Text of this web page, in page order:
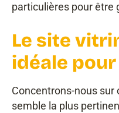
particulières pour être
Le site
idéale
Concentrons-nous
semble la plus